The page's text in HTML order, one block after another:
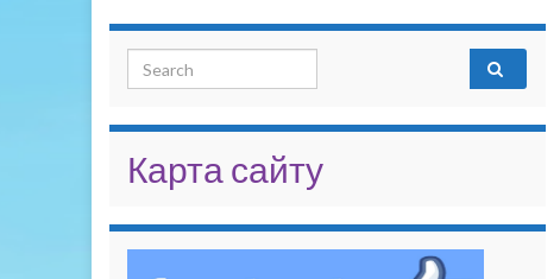
Search for:
Карта сайту